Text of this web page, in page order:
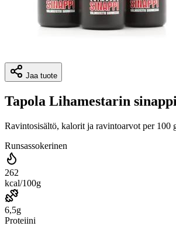
Jaa tuote
Tapola Lihamestarin
Ravintosisältö, kalorit ja ravintoarvot per 100
Runsassokerinen
262
kcal/100g
6,5g
Proteiini